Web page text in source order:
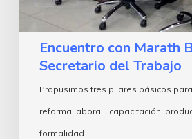
Encuentro con Marath
Secretario del Trabajo
Propusimos tres pilares básicos
reforma laboral: capacitación,
formalidad.